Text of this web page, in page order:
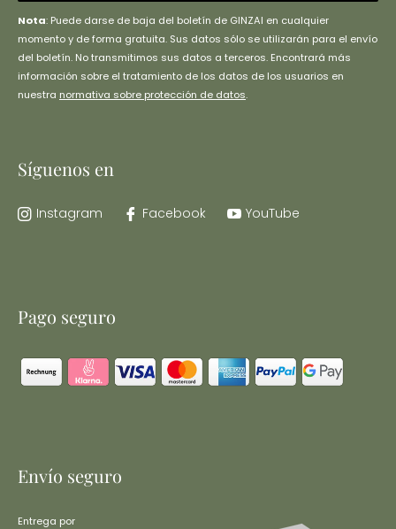
Nota: Puede darse de baja del boletín de GINZAI en cualquier
momento y de forma gratuita. Sus datos sólo se utilizarán para el envío
del boletín. No transmitimos sus datos a terceros. Encontrará más
información sobre el tratamiento de los datos de los usuarios en
nuestra normativa sobre protección de datos.
Síguenos en
Instagram Facebook YouTube
Envío seguro
Entrega por
Pago seguro